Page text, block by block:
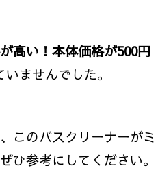
高い！本体価格が500円
ませんでした。
このバスクリーナーがミ
ひ参考にしてください。